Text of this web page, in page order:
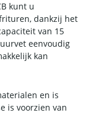
kunt u
dankzij het
van 15
eenvoudig
kan
en is
is voorzien van